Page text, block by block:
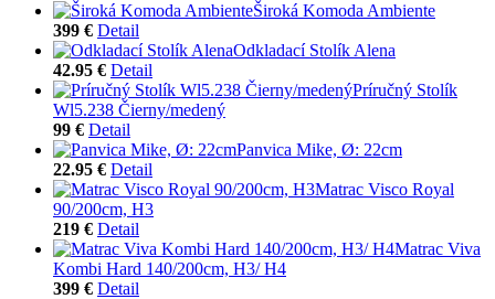
Široká Komoda Ambiente
399 € Detail
Odkladací Stolík Alena
42.95 € Detail
Príručný Stolík
Wl5.238 Čierny/medený
99 € Detail
Panvica Mike, Ø: 22cm
22.95 € Detail
Matrac Visco Royal
90/200cm, H3
219 € Detail
Matrac Viva
Kombi Hard 140/200cm, H3/ H4
399 € Detail